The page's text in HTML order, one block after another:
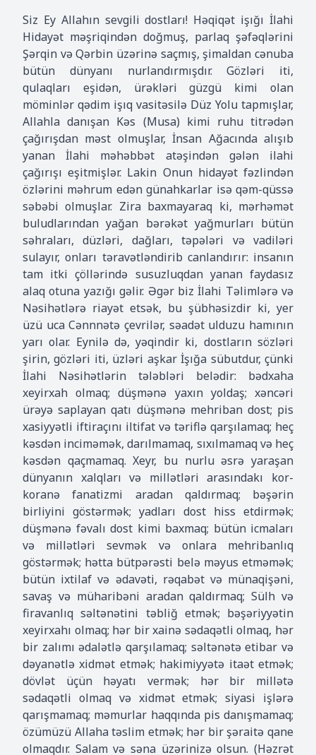
Siz Ey Allahın sevgili dostları! Həqiqət işığı İlahi
Hidayət məşriqindən doğmuş, parlaq şəfəqlərini
Şərqin və Qərbin üzərinə saçmış, şimaldan cənuba
bütün dünyanı nurlandırmışdır. Gözləri iti,
qulaqları eşidən, ürəkləri güzgü kimi olan
möminlər qədim işıq vasitəsilə Düz Yolu tapmışlar,
Allahla danışan Kəs (Musa) kimi ruhu titrədən
çağırışdan məst olmuşlar, İnsan Ağacında alışıb
yanan İlahi məhəbbət atəşindən gələn ilahi
çağırışı eşitmişlər. Lakin Onun hidayət fəzlindən
özlərini məhrum edən günahkarlar isə qəm-qüssə
səbəbi olmuşlar. Zira baxmayaraq ki, mərhəmət
buludlarından yağan bərəkət yağmurları bütün
səhraları, düzləri, dağları, təpələri və vadiləri
sulayır, onları təravətləndirib canlandırır: insanın
tam itki çöllərində susuzluqdan yanan faydasız
alaq otuna yazığı gəlir. Əgər biz İlahi Təlimlərə və
Nəsihətlərə riayət etsək, bu şübhəsizdir ki, yer
üzü uca Cənnnətə çevrilər, səadət ulduzu hamının
yarı olar. Eynilə də, yəqindir ki, dostların sözləri
şirin, gözləri iti, üzləri aşkar İşığa sübutdur, çünki
İlahi Nəsihətlərin tələbləri belədir: bədxaha
xeyirxah olmaq; düşmənə yaxın yoldaş; xəncəri
ürəyə saplayan qatı düşmənə mehriban dost; pis
xasiyyətli iftiraçını iltifat və təriflə qarşılamaq; heç
kəsdən inciməmək, darılmamaq, sıxılmamaq və heç
kəsdən qaçmamaq. Xeyr, bu nurlu əsrə yaraşan
dünyanın xalqları və millətləri arasındakı kor-
koranə fanatizmi aradan qaldırmaq; bəşərin
birliyini göstərmək; yadları dost hiss etdirmək;
düşmənə fəvalı dost kimi baxmaq; bütün icmaları
və millətləri sevmək və onlara mehribanlıq
göstərmək; hətta bütpərəsti belə məyus etməmək;
bütün ixtilaf və ədavəti, rəqabət və münaqişəni,
savaş və müharibəni aradan qaldırmaq; Sülh və
firavanlıq səltənətini təbliğ etmək; bəşəriyyətin
xeyirxahı olmaq; hər bir xainə sədaqətli olmaq, hər
bir zalımı ədalətlə qarşılamaq; səltənətə etibar və
dəyanətlə xidmət etmək; hakimiyyətə itaət etmək;
dövlət üçün həyatı vermək; hər bir millətə
sədaqətli olmaq və xidmət etmək; siyasi işlərə
qarışmamaq; məmurlar haqqında pis danışmamaq;
özümüzü Allaha təslim etmək; hər bir şəraitə qane
olmaqdır. Salam və səna üzərinizə olsun. (Həzrət